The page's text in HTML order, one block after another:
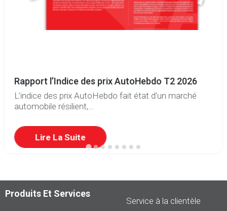
Rapport l’Indice des prix AutoHebdo T2 2026
L’indice des prix AutoHebdo fait état d’un marché
automobile résilient,...
Lire La Suite
Produits Et Services
Service à la clientèle